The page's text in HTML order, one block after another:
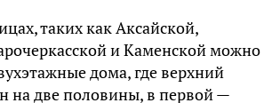
таких как Аксайской,
и Каменской можно
дома, где верхний
на две половины, в первой —